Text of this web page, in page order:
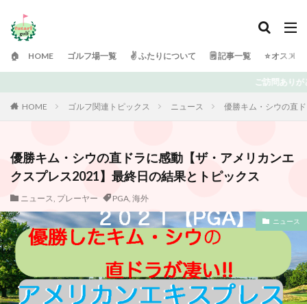
🏠 HOME ゴルフ場一覧 ✌️ ふたりについて 🗒 記事一覧 ⭐️ オスス
ご訪問ありがとうございます！ 日々ゴルフで頭がいっぱい
HOME ゴルフ関連トピックス ニュース 優勝キム・シウの直
優勝キム・シウの直ドラに感動【ザ・アメリカンエ
クスプレス2021】最終日の結果とトピックス
ニュース, プレーヤー PGA, 海外
ニュース